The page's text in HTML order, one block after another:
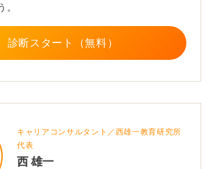
。
診断スタート（無料）
キャリアコンサルタント／西雄一教育研究所
代表
西 雄一